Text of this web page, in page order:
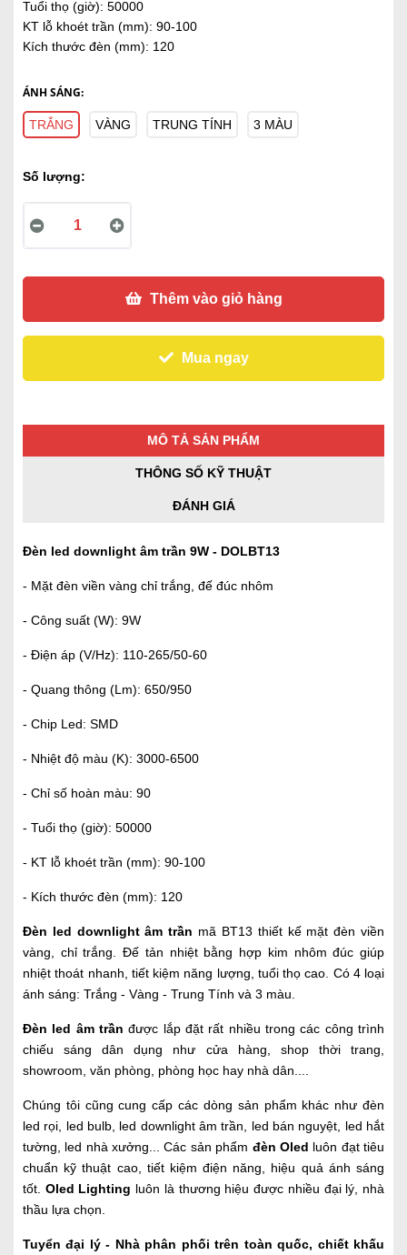
Tuổi thọ (giờ): 50000
KT lỗ khoét trần (mm): 90-100
Kích thước đèn (mm): 120
ÁNH SÁNG:
TRẮNG VÀNG TRUNG TÍNH 3 MÀU
Số lượng:
Thêm vào giỏ hàng
Mua ngay
MÔ TẢ SẢN PHẨM
THÔNG SỐ KỸ THUẬT
ĐÁNH GIÁ
Đèn led downlight âm trần 9W - DOLBT13
- Mặt đèn viền vàng chỉ trắng, đế đúc nhôm
- Công suất (W): 9W
- Điện áp (V/Hz): 110-265/50-60
- Quang thông (Lm): 650/950
- Chip Led: SMD
- Nhiệt độ màu (K): 3000-6500
- Chỉ số hoàn màu: 90
- Tuổi thọ (giờ): 50000
- KT lỗ khoét trần (mm): 90-100
- Kích thước đèn (mm): 120
Đèn led downlight âm trần mã BT13 thiết kế mặt đèn viền
vàng, chỉ trắng. Đế tản nhiệt bằng hợp kim nhôm đúc giúp
nhiệt thoát nhanh, tiết kiệm năng lượng, tuổi thọ cao. Có 4 loại
ánh sáng: Trắng - Vàng - Trung Tính và 3 màu.
Đèn led âm trần được lắp đặt rất nhiều trong các công trình
chiếu sáng dân dụng như cửa hàng, shop thời trang,
showroom, văn phòng, phòng học hay nhà dân....
Chúng tôi cũng cung cấp các dòng sản phẩm khác như đèn
led rọi, led bulb, led downlight âm trần, led bán nguyệt, led hắt
tường, led nhà xưởng... Các sản phẩm đèn Oled luôn đạt tiêu
chuẩn kỹ thuật cao, tiết kiệm điện năng, hiệu quả ánh sáng
tốt. Oled Lighting luôn là thương hiệu được nhiều đại lý, nhà
thầu lựa chọn.
Tuyển đại lý - Nhà phân phối trên toàn quốc, chiết khấu